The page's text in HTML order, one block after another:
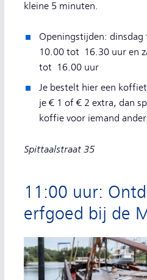
kleine 5 minuten.
Openingstijden:
10.00 tot 16.30 uur en
tot 16.00 uur
Je bestelt hier een
je € 1 of € 2 extra, dan
koffie voor iemand
Spittaalstraat 35
11:00 uur:
erfgoed bij de